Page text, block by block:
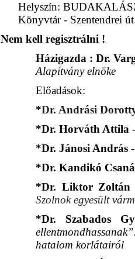
Helyszín:
Könyvtár- Szentendrei
Nem kell regisztrálni !
Házigazda : Dr.
Alapítvány elnöke
Előadások:
*Dr. Andrási
*Dr. Horváth Attila
*Dr. Jánosi András
*Dr. Kandikó
*Dr. Liktor Zoltán
Szolnok egyesült
*Dr. Szabados
hatalom korlátairól